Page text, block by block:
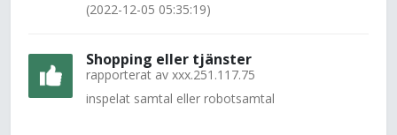
(2022-12-05 05:35:19)
Shopping eller tjänster
rapporterat av xxx.251.117.75
inspelat samtal eller robotsamtal